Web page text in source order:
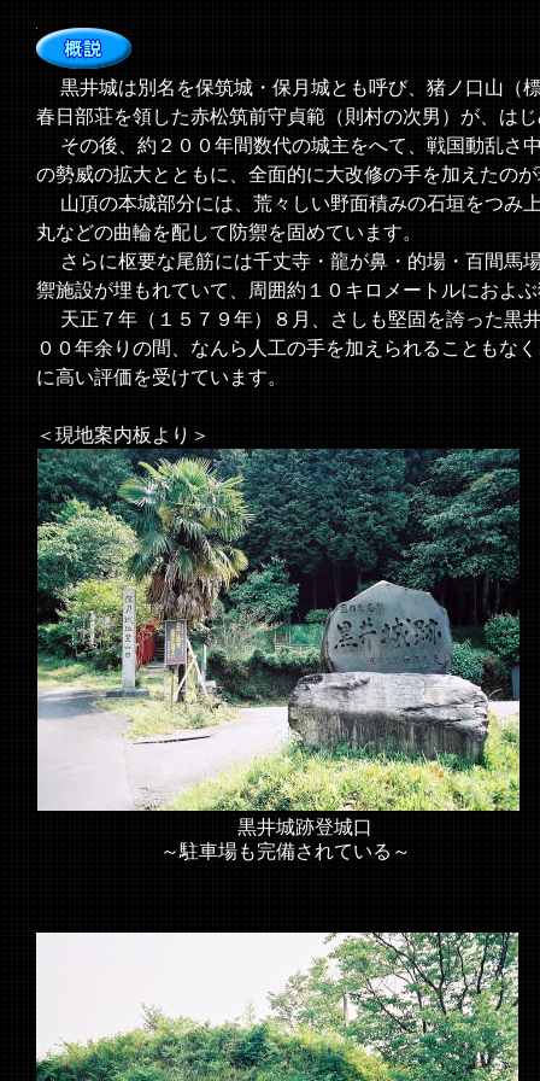
黒井城跡登城口
～駐車場も完備されている～
黒井城は別名を保筑城・保月城とも呼び、猪ノ口山（
春日部荘を領した赤松筑前守貞範（則村の次男）が、は
その後、約２００年間数代の城主をへて、戦国動乱さ
の勢威の拡大とともに、全面的に大改修の手を加えたの
山頂の本城部分には、荒々しい野面積みの石垣をつみ
丸などの曲輪を配して防禦を固めています。
さらに枢要な尾筋には千丈寺・龍が鼻・的場・百間馬
禦施設が埋もれていて、周囲約１０キロメートルにおよ
天正７年（１５７９年）８月、さしも堅固を誇った黒
００年余りの間、なんら人工の手を加えられることもな
に高い評価を受けています。
＜現地案内板より＞